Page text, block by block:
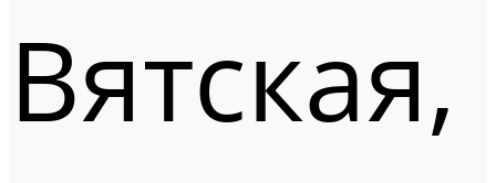
Вятская,